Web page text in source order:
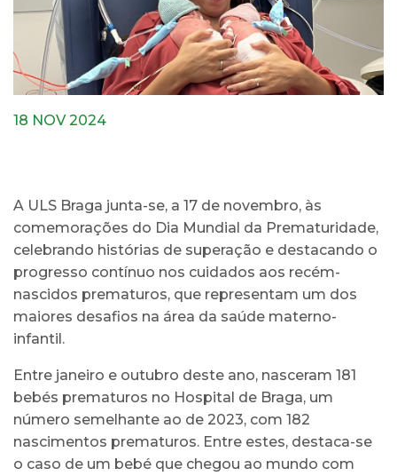
18 NOV 2024
A ULS Braga junta-se, a 17 de novembro, às
comemorações do Dia Mundial da Prematuridade,
celebrando histórias de superação e destacando o
progresso contínuo nos cuidados aos recém-
nascidos prematuros, que representam um dos
maiores desafios na área da saúde materno-
infantil.
Entre janeiro e outubro deste ano, nasceram 181
bebés prematuros no Hospital de Braga, um
número semelhante ao de 2023, com 182
nascimentos prematuros. Entre estes, destaca-se
o caso de um bebé que chegou ao mundo com